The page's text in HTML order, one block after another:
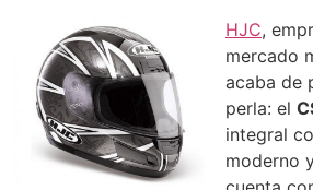
HJC,
mercado
acaba de
perla: el
integral
moderno